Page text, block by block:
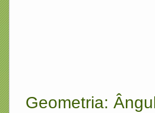
Geometria: